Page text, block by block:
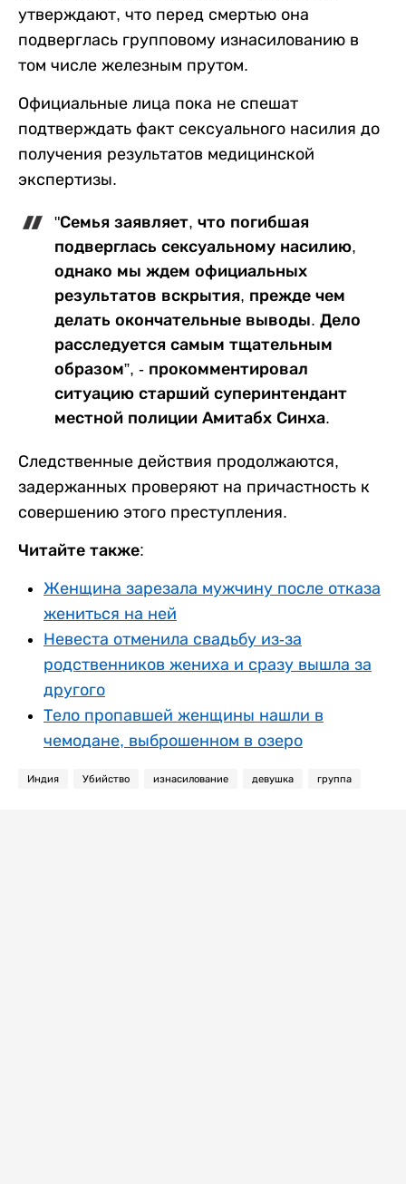
утверждают, что перед смертью она
подверглась групповому изнасилованию в
том числе железным прутом.
Официальные лица пока не спешат
подтверждать факт сексуального насилия до
получения результатов медицинской
экспертизы.
"Семья заявляет, что погибшая
подверглась сексуальному насилию,
однако мы ждем официальных
результатов вскрытия, прежде чем
делать окончательные выводы. Дело
расследуется самым тщательным
образом”, - прокомментировал
ситуацию старший суперинтендант
местной полиции Амитабх Синха.
Следственные действия продолжаются,
задержанных проверяют на причастность к
совершению этого преступления.
Читайте также:
Женщина зарезала мужчину после отказа
жениться на ней
Невеста отменила свадьбу из-за
родственников жениха и сразу вышла за
другого
Тело пропавшей женщины нашли в
чемодане, выброшенном в озеро
Индия Убийство изнасилование девушка группа